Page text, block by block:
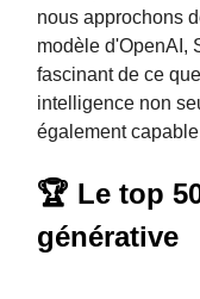
nous approchons
modèle d'OpenAI,
fascinant de ce
intelligence non
également
🏆 Le top
générative